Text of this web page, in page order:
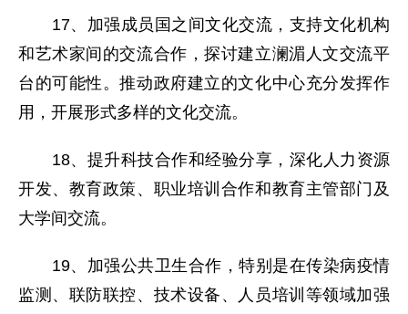
17、加强成员国之间文化交流，支持文化机构
和艺术家间的交流合作，探讨建立澜湄人文交流平
台的可能性。推动政府建立的文化中心充分发挥作
用，开展形式多样的文化交流。
18、提升科技合作和经验分享，深化人力资源
开发、教育政策、职业培训合作和教育主管部门及
大学间交流。
19、加强公共卫生合作，特别是在传染病疫情
监测、联防联控、技术设备、人员培训等领域加强